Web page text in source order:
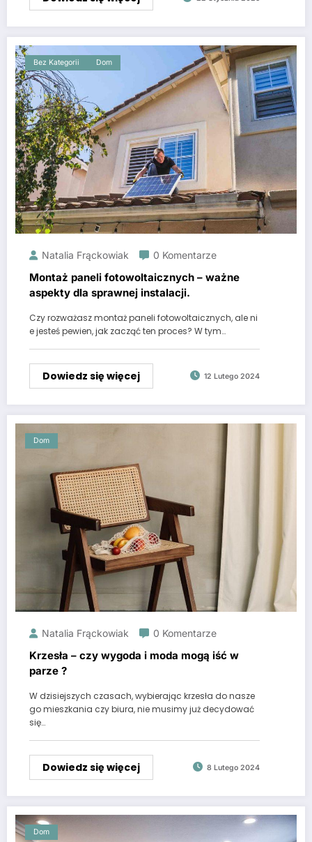
Bez Kategorii Dom
Natalia Frąckowiak 0 Komentarze
Montaż paneli fotowoltaicznych – ważne
aspekty dla sprawnej instalacji.
Czy rozważasz montaż paneli fotowoltaicznych, ale ni
e jesteś pewien, jak zacząć ten proces? W tym…
Dowiedz się więcej 12 Lutego 2024
Dom
Natalia Frąckowiak 0 Komentarze
Krzesła – czy wygoda i moda mogą iść w
parze ?
W dzisiejszych czasach, wybierając krzesła do nasze
go mieszkania czy biura, nie musimy już decydować
się…
Dowiedz się więcej 8 Lutego 2024
Dom